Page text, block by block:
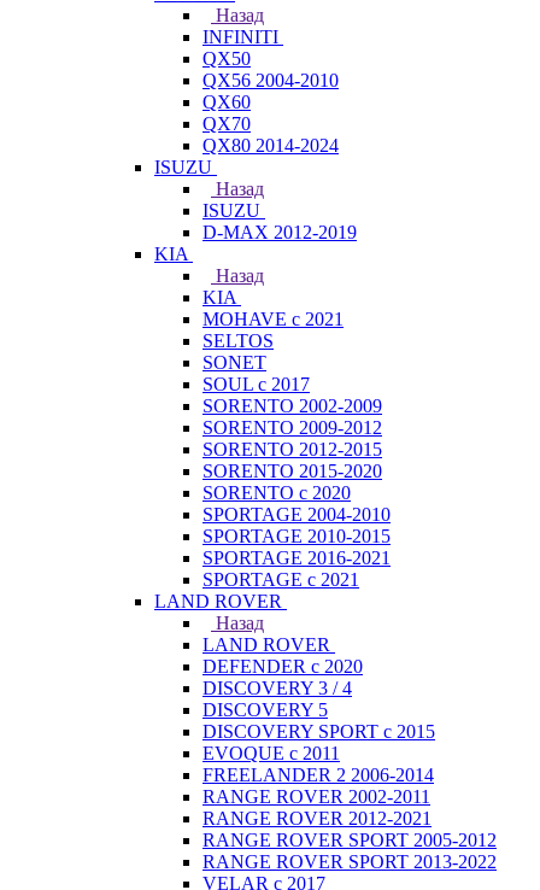
Назад
INFINITI
QX50
QX56 2004-2010
QX60
QX70
QX80 2014-2024
ISUZU
Назад
ISUZU
D-MAX 2012-2019
KIA
Назад
KIA
MOHAVE с 2021
SELTOS
SONET
SOUL с 2017
SORENTO 2002-2009
SORENTO 2009-2012
SORENTO 2012-2015
SORENTO 2015-2020
SORENTO с 2020
SPORTAGE 2004-2010
SPORTAGE 2010-2015
SPORTAGE 2016-2021
SPORTAGE с 2021
LAND ROVER
Назад
LAND ROVER
DEFENDER с 2020
DISCOVERY 3 / 4
DISCOVERY 5
DISCOVERY SPORT с 2015
EVOQUE с 2011
FREELANDER 2 2006-2014
RANGE ROVER 2002-2011
RANGE ROVER 2012-2021
RANGE ROVER SPORT 2005-2012
RANGE ROVER SPORT 2013-2022
VELAR с 2017